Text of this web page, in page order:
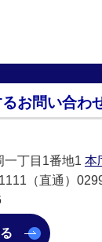
お問い合わ
一丁目1番地1 本
（直通）